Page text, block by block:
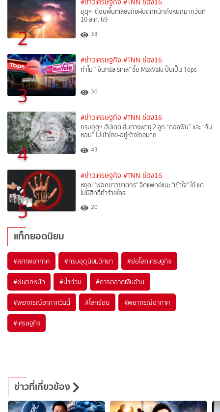
2
#ข่าวเศรษฐกิจ #TNN ช่อง16
อุตุฯ เตือนพื้นที่เสี่ยงภัยฝนตกหนักถึงหนักมากวันที่
10 ส.ค. 69
33
3
#ข่าวเศรษฐกิจ #TNN ช่อง16
ทำไม "เซ็นทรัล รีเทล" ซื้อ MaxValu ปั้นเป็น Tops
30
4
#ข่าวเศรษฐกิจ #TNN ช่อง16
กรมอุตุฯ อัปเดตเส้นทางพายุ 2 ลูก “ดอลฟิน” และ “จัน
หอม” ไม่เข้าไทย-อยู่ห่างไกลมาก
43
5
#ข่าวเศรษฐกิจ #TNN ช่อง16
หยุด! "ฟอกขาวฆาตกร" จิตแพทย์แนะ "เข้าใจ" ได้ แต่
ไม่มีสิทธิ์ทำร้ายใคร
20
แท็กยอดนิยม
#สภาพอากาศ #กรมอุตุนิยมวิทยา #ย่อโลกเศรษฐกิจ
#ฝนตกหนัก #น้ำท่วม #การตลาดเงินล้าน
#พยากรณ์อากาศวันนี้ #โลกร้อน #พยากรณ์อากาศ
#เศรษฐกิจ
ข่าวที่เกี่ยวข้อง